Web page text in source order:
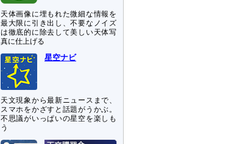
天体画像に埋もれた微細な情報を
最大限に引き出し、不要なノイズ
は徹底的に除去して美しい天体写
真に仕上げる
星空ナビ
天文現象から最新ニュースまで、
スマホをかざすと話題がうかぶ。
不思議がいっぱいの星空を楽しも
う